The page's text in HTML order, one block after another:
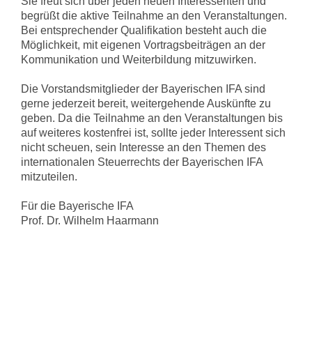
begrüßt die aktive Teilnahme an den Veranstaltungen.
Bei entsprechender Qualifikation besteht auch die
Möglichkeit, mit eigenen Vortragsbeiträgen an der
Kommunikation und Weiterbildung mitzuwirken.
Die Vorstandsmitglieder der Bayerischen IFA sind
gerne jederzeit bereit, weitergehende Auskünfte zu
geben. Da die Teilnahme an den Veranstaltungen bis
auf weiteres kostenfrei ist, sollte jeder Interessent sich
nicht scheuen, sein Interesse an den Themen des
internationalen Steuerrechts der Bayerischen IFA
mitzuteilen.
Für die Bayerische IFA
Prof. Dr. Wilhelm Haarmann